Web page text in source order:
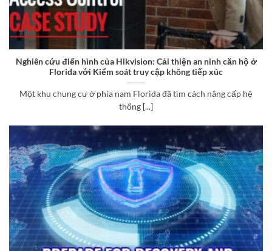
Nghiên cứu điển hình của Hikvision: Cải thiện an ninh căn hộ ở
Florida với Kiểm soát truy cập không tiếp xúc
Một khu chung cư ở phía nam Florida đã tìm cách nâng cấp hệ
thống [...]